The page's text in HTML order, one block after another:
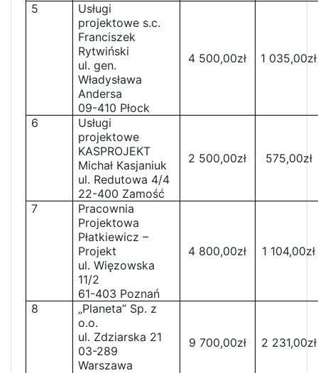
5
Usługi
projektowe s.c.
Franciszek
Rytwiński
ul. gen.
Władysława
Andersa
09-410 Płock
4 500,00zł 1 035,00zł
6
Usługi
projektowe
KASPROJEKT
Michał Kasjaniuk
ul. Redutowa 4/4
22-400 Zamość
2 500,00zł 575,00zł
7
Pracownia
Projektowa
Płatkiewicz –
Projekt
ul. Więzowska
11/2
61-403 Poznań
4 800,00zł 1 104,00zł
8
„Planeta” Sp. z
o.o.
ul. Zdziarska 21
03-289
Warszawa
9 700,00zł 2 231,00zł